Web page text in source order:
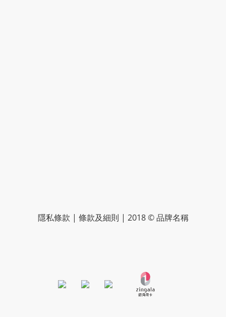
隱私條款 | 條款及細則 | 2018 © 品牌名稱